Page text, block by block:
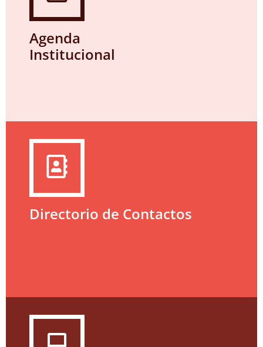
Agenda
Institucional
Directorio de Contactos